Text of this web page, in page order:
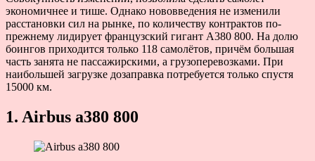
экономичнее и тише. Однако нововведения не изменили
расстановки сил на рынке, по количеству контрактов по-
прежнему лидирует французский гигант А380 800. На долю
боингов приходится только 118 самолётов, причём большая
часть занята не пассажирскими, а грузоперевозками. При
наибольшей загрузке дозаправка потребуется только спустя
15000 км.
1. Airbus a380 800